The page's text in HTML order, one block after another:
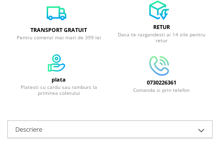
TRANSPORT GRATUIT
Pentru comenzi mai mari de 399 lei
RETUR
Daca te razgandesti ai 14 zile pentru
retur
plata
Platesti cu cardu sau ramburs la
primirea coletului
0730226361
Comanda si prin telefon
Descriere